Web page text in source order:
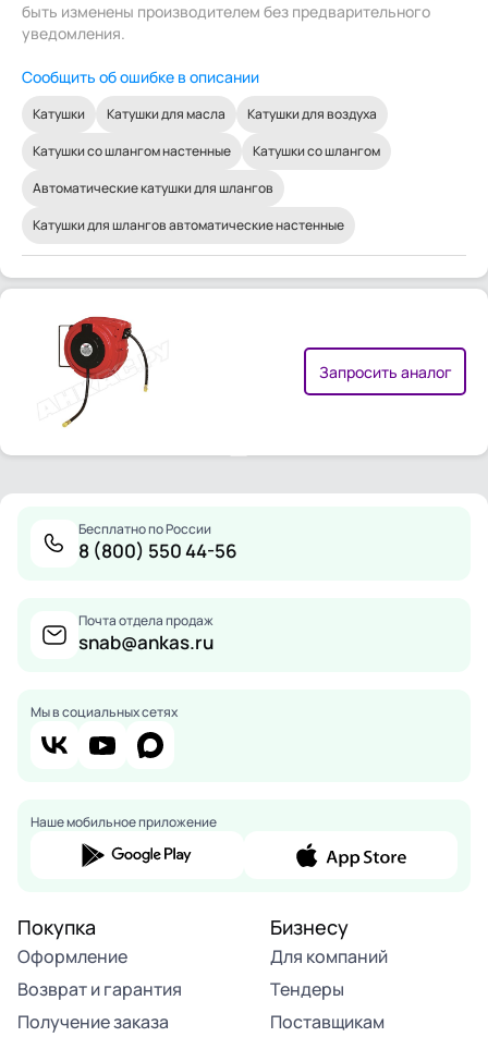
быть изменены производителем без предварительного
уведомления.
Сообщить об ошибке в описании
Катушки Катушки для масла
Катушки для воздуха
Катушки со шлангом настенные
Катушки со шлангом
Автоматические катушки для шлангов
Катушки для шлангов автоматические настенные
Запросить аналог
Бесплатно по России
8 (800) 550 44-56
Почта отдела продаж
snab@ankas.ru
Мы в социальных сетях
Наше мобильное приложение
Покупка
Оформление
Возврат и гарантия
Получение заказа
Бизнесу
Для компаний
Тендеры
Поставщикам